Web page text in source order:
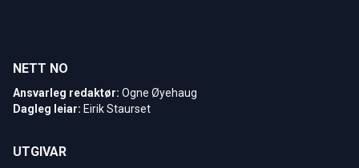
NETT NO
Ansvarleg redaktør: Ogne Øyehaug
Dagleg leiar: Eirik Staurset
UTGIVAR